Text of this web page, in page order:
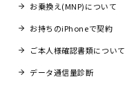
お乗換え(MNP)について
お持ちのiPhoneで契約
ご本人様確認書類について
データ通信量診断